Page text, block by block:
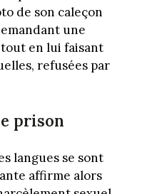
de son caleçon
une
en lui faisant
refusées par
prison
langues se sont
affirme alors